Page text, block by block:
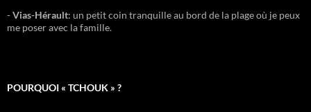
-Vias-Hérault: un petit coin tranquille au bord de la plage où je peux
me poser avec la famille.
POURQUOI « TCHOUK » ?